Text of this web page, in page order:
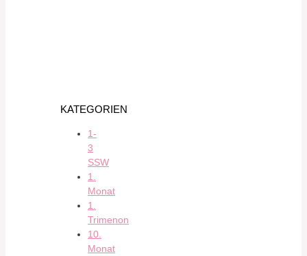
KATEGORIEN
1-
3
SSW
1.
Monat
1.
Trimenon
10.
Monat